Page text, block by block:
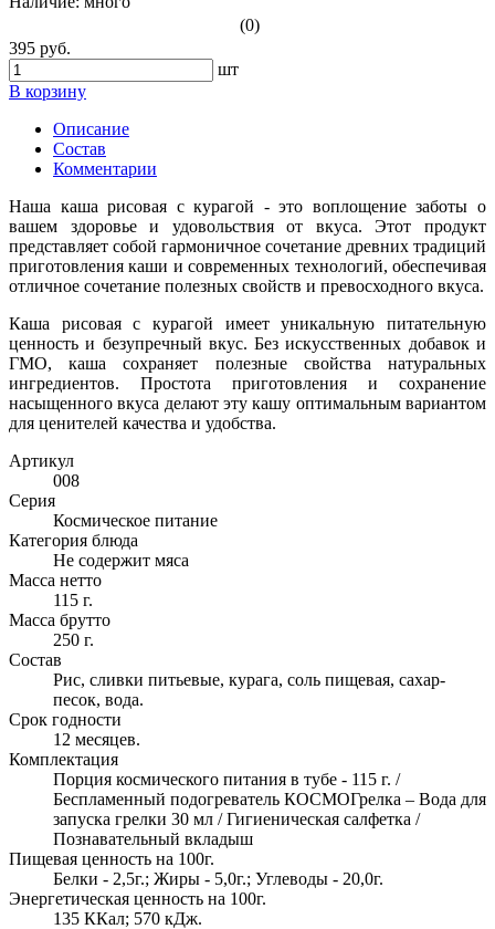
(0)
395 руб.
шт
В корзину
Описание
Состав
Комментарии
Наша каша рисовая с курагой - это воплощение заботы о
вашем здоровье и удовольствия от вкуса. Этот продукт
представляет собой гармоничное сочетание древних традиций
приготовления каши и современных технологий, обеспечивая
отличное сочетание полезных свойств и превосходного вкуса.
Каша рисовая с курагой имеет уникальную питательную
ценность и безупречный вкус. Без искусственных добавок и
ГМО, каша сохраняет полезные свойства натуральных
ингредиентов. Простота приготовления и сохранение
насыщенного вкуса делают эту кашу оптимальным вариантом
для ценителей качества и удобства.
Артикул
008
Серия
Космическое питание
Категория блюда
Не содержит мяса
Масса нетто
115 г.
Масса брутто
250 г.
Состав
Рис, сливки питьевые, курага, соль пищевая, сахар-
песок, вода.
Срок годности
12 месяцев.
Комплектация
Порция космического питания в тубе - 115 г. /
Беспламенный подогреватель КОСМОГрелка – Вода для
запуска грелки 30 мл / Гигиеническая салфетка /
Познавательный вкладыш
Пищевая ценность на 100г.
Белки - 2,5г.; Жиры - 5,0г.; Углеводы - 20,0г.
Энергетическая ценность на 100г.
135 ККал; 570 кДж.